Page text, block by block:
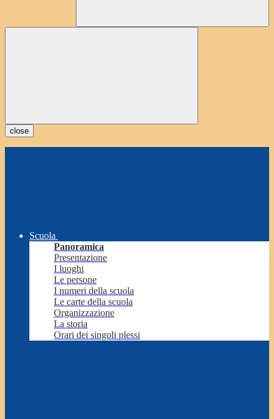
close
Scuola
Panoramica
Presentazione
I luoghi
Le persone
I numeri della scuola
Le carte della scuola
Organizzazione
La storia
Orari dei singoli plessi